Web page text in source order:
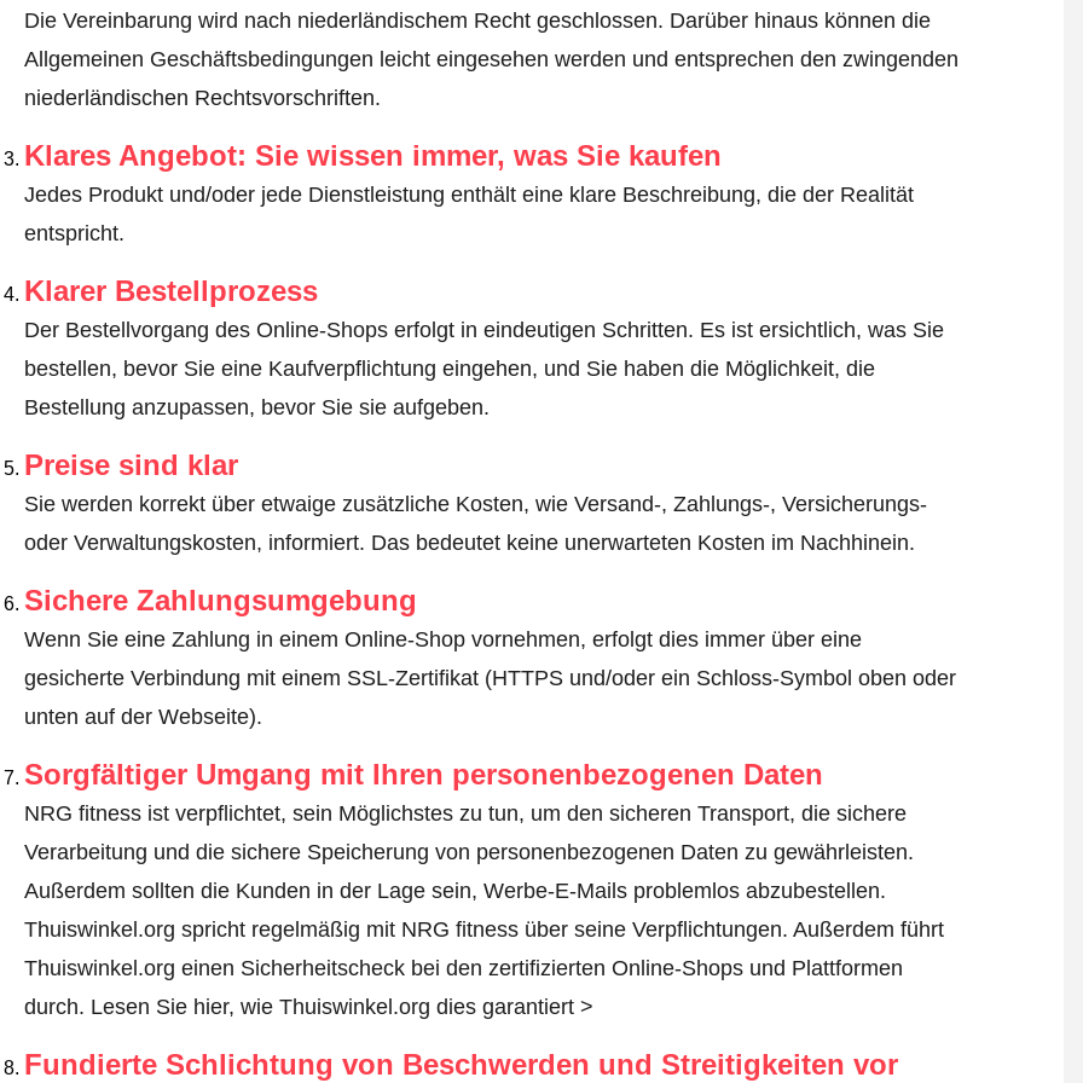
Die Vereinbarung wird nach niederländischem Recht geschlossen. Darüber hinaus können die
Allgemeinen Geschäftsbedingungen leicht eingesehen werden und entsprechen den zwingenden
niederländischen Rechtsvorschriften.
Klares Angebot: Sie wissen immer, was Sie kaufen
Jedes Produkt und/oder jede Dienstleistung enthält eine klare Beschreibung, die der Realität
entspricht.
Klarer Bestellprozess
Der Bestellvorgang des Online-Shops erfolgt in eindeutigen Schritten. Es ist ersichtlich, was Sie
bestellen, bevor Sie eine Kaufverpflichtung eingehen, und Sie haben die Möglichkeit, die
Bestellung anzupassen, bevor Sie sie aufgeben.
Preise sind klar
Sie werden korrekt über etwaige zusätzliche Kosten, wie Versand-, Zahlungs-, Versicherungs-
oder Verwaltungskosten, informiert. Das bedeutet keine unerwarteten Kosten im Nachhinein.
Sichere Zahlungsumgebung
Wenn Sie eine Zahlung in einem Online-Shop vornehmen, erfolgt dies immer über eine
gesicherte Verbindung mit einem SSL-Zertifikat (HTTPS und/oder ein Schloss-Symbol oben oder
unten auf der Webseite).
Sorgfältiger Umgang mit Ihren personenbezogenen Daten
NRG fitness ist verpflichtet, sein Möglichstes zu tun, um den sicheren Transport, die sichere
Verarbeitung und die sichere Speicherung von personenbezogenen Daten zu gewährleisten.
Außerdem sollten die Kunden in der Lage sein, Werbe-E-Mails problemlos abzubestellen.
Thuiswinkel.org spricht regelmäßig mit NRG fitness über seine Verpflichtungen. Außerdem führt
Thuiswinkel.org einen Sicherheitscheck bei den zertifizierten Online-Shops und Plattformen
durch. Lesen Sie hier, wie Thuiswinkel.org dies garantiert >
Fundierte Schlichtung von Beschwerden und Streitigkeiten vor